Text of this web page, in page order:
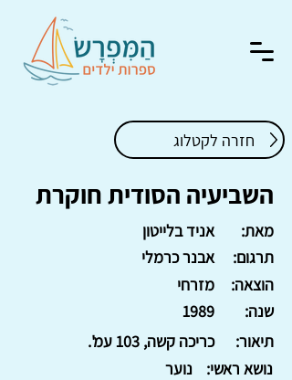
חזרה לקטלוג
השביעיה הסודית חוקרת
אניד בלייטון
מאת:
אבנר כרמלי
תרגום:
מזרחי
הוצאה:
1989
שנה:
כריכה קשה, 103 עמ'.
תיאור:
נוער
נושא ראשי: